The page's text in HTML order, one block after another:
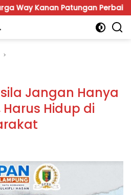
Patungan Perbaiki Jalan,
Jangan Hanya
Hidup di